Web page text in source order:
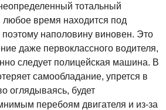
тотальный
любое время находится под
наполовину виновен. Это
даже первоклассного водителя,
следует полицейская машина. В
самообладание, упрется в
оглядываясь, будет
перебоям двигателя и из-за